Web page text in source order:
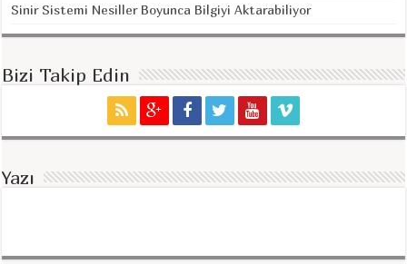
Sinir Sistemi Nesiller Boyunca Bilgiyi Aktarabiliyor
Bizi Takip Edin
Yazı